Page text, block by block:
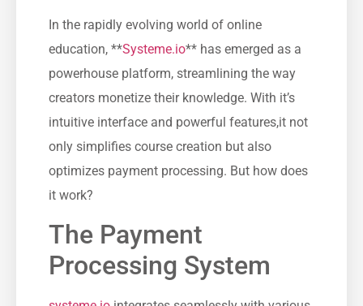
In the rapidly evolving world of​ online
education, **Systeme.io** has emerged as a
powerhouse platform, streamlining the way
creators monetize their knowledge. With it’s
intuitive interface and powerful features,it not
only simplifies course creation but also
optimizes payment processing. But how does
it work?
The Payment
Processing System